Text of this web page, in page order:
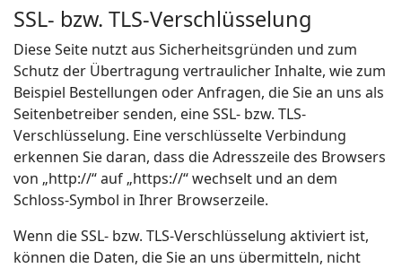
SSL- bzw. TLS-Verschlüsselung
Diese Seite nutzt aus Sicherheitsgründen und zum
Schutz der Übertragung vertraulicher Inhalte, wie zum
Beispiel Bestellungen oder Anfragen, die Sie an uns als
Seitenbetreiber senden, eine SSL- bzw. TLS-
Verschlüsselung. Eine verschlüsselte Verbindung
erkennen Sie daran, dass die Adresszeile des Browsers
von „http://“ auf „https://“ wechselt und an dem
Schloss-Symbol in Ihrer Browserzeile.
Wenn die SSL- bzw. TLS-Verschlüsselung aktiviert ist,
können die Daten, die Sie an uns übermitteln, nicht